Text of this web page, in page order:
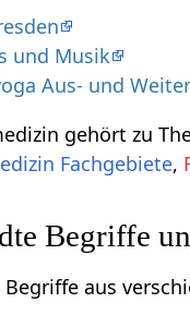
und Musik
Aus- und
gehört zu
Fachgebiete,
Begriffe
aus